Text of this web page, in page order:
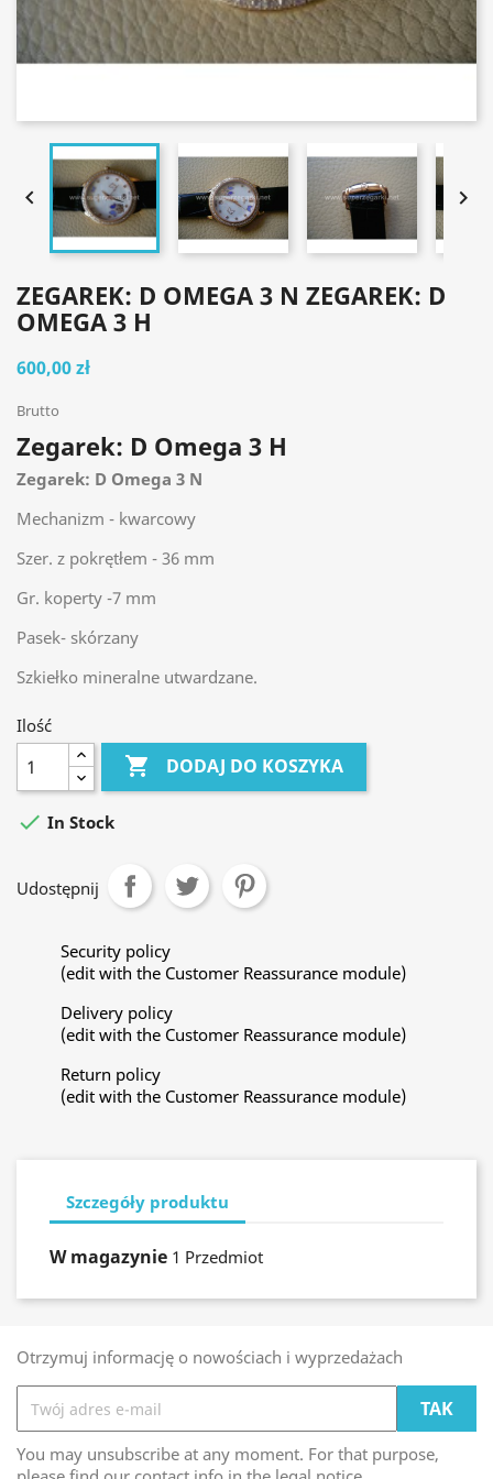
 
ZEGAREK: D OMEGA 3 N ZEGAREK: D
OMEGA 3 H
600,00 zł
Brutto
Zegarek: D Omega 3 H
Zegarek: D Omega 3 N
Mechanizm - kwarcowy
Szer. z pokrętłem - 36 mm
Gr. koperty -7 mm
Pasek- skórzany
Szkiełko mineralne utwardzane.
Ilość
 DODAJ DO KOSZYKA
 In Stock
Udostępnij
Security policy
(edit with the Customer Reassurance module)
Delivery policy
(edit with the Customer Reassurance module)
Return policy
(edit with the Customer Reassurance module)
Szczegóły produktu
W magazynie 1 Przedmiot
Otrzymuj informację o nowościach i wyprzedażach
You may unsubscribe at any moment. For that purpose,